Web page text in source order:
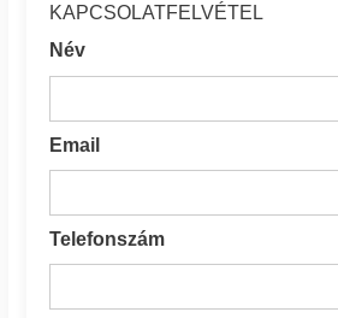
KAPCSOLATFELVÉTEL
Név
Email
Telefonszám